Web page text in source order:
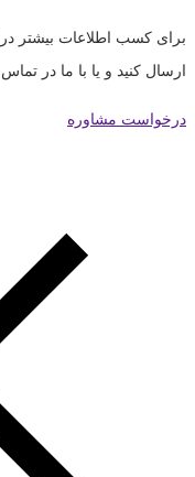
برای کسب اطلاعات بیشتر
ارسال کنید و یا با ما در
درخواست مشاوره